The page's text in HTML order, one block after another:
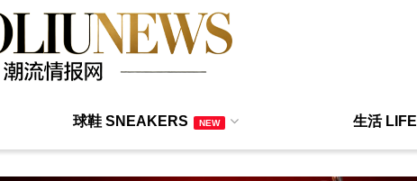
球鞋 SNEAKERS NEW 生活 LIFE